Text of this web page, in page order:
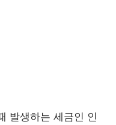
발생하는 세금인 인